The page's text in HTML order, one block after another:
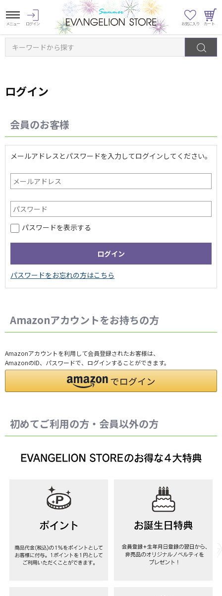
キーワードから探す
ログイン
会員のお客様
メールアドレスとパスワードを入力してログインしてください。
パスワードを表示する
Amazonアカウントをお持ちの方
Amazonアカウントを利用して会員登録されたお客様は、
AmazonのID、パスワードで、ログインすることができます。
初めてご利用の方・会員以外の方